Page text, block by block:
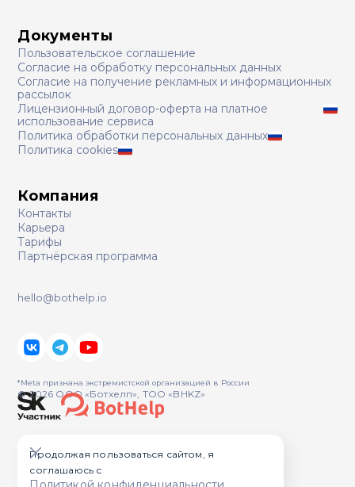
Продолжая пользоваться сайтом, я
соглашаюсь с
Документы
Пользовательское соглашение
Согласие на обработку персональных данных
Согласие на получение рекламных и информационных
рассылок
Лицензионный договор-оферта на платное
использование сервиса
Политика обработки персональных данных
Политика cookies
Компания
Контакты
Карьера
Тарифы
Партнёрская программа
*Meta признана экстремистcкой организацией в России
© 2026 ООО «Ботхелп», ТОО «BHKZ»
hello@bothelp.io